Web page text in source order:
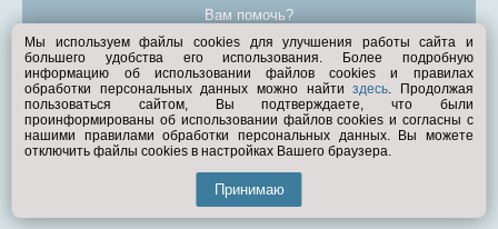
Вам помочь?
© Exist.ru 1998—2026
Мы используем файлы cookies для улучшения работы сайта и
большего удобства его использования. Более подробную
информацию об использовании файлов cookies и правилах
обработки персональных данных можно найтиздесь. Продолжая
пользоваться сайтом, Вы подтверждаете, что были
проинформированы об использовании файлов cookies и согласны с
нашими правилами обработки персональных данных. Вы можете
отключить файлы cookies в настройках Вашего браузера.
Принимаю